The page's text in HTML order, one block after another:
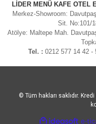
Ürün fiyatı diğer
Bu ürüne benzer
LİDER MENÜ KAFE OTEL
Merkez-Showroom:
Sit. No:101/
Atölye: Maltepe Mah.
Tel. : 0212 577 14 42 -
© Tüm hakları saklıdır.